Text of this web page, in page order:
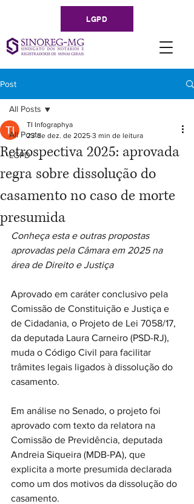
LGPD
Post
All Posts
LGPD
All Posts
Retrospectiva 2025: aprovada
regra sobre dissolução do
casamento no caso de morte
presumida
TI Infographya
23 de dez. de 2025 3 min de leitura
Conheça esta e outras propostas
aprovadas pela Câmara em 2025 na
área de Direito e Justiça
Aprovado em caráter conclusivo pela
Comissão de Constituição e Justiça e
de Cidadania, o Projeto de Lei 7058/17,
da deputada Laura Carneiro (PSD-RJ),
muda o Código Civil para facilitar
trâmites legais ligados à dissolução do
casamento.
Em análise no Senado, o projeto foi
aprovado com texto da relatora na
Comissão de Previdência, deputada
Andreia Siqueira (MDB-PA), que
explicita a morte presumida declarada
como um dos motivos da dissolução do
casamento.